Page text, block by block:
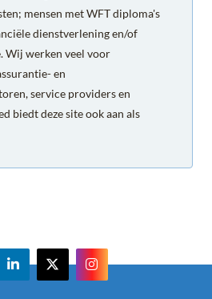
mensen met WFT diploma's
dienstverlening en/of
Wij werken veel voor
en
service providers en
biedt deze site ook aan als